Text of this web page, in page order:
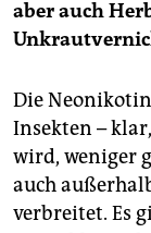
aber auch
Die
Insekten –
wird, weniger
auch
verbreitet. Es